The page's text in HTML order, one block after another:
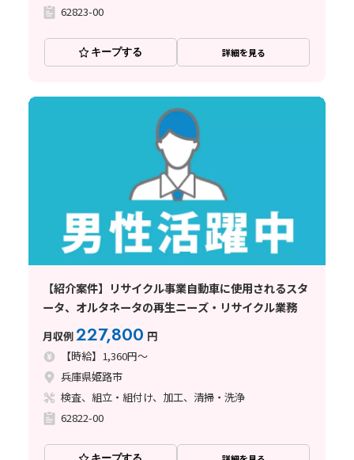
62823-00
キープする 詳細を見る
【紹介案件】リサイクル事業自動車に使用されるスタ
ータ、オルタネータの再生ニーズ・リサイクル業務
月収例227,800 円
【時給】1,360円～
兵庫県姫路市
検査、組立・組付け、加工、清掃・洗浄
62822-00